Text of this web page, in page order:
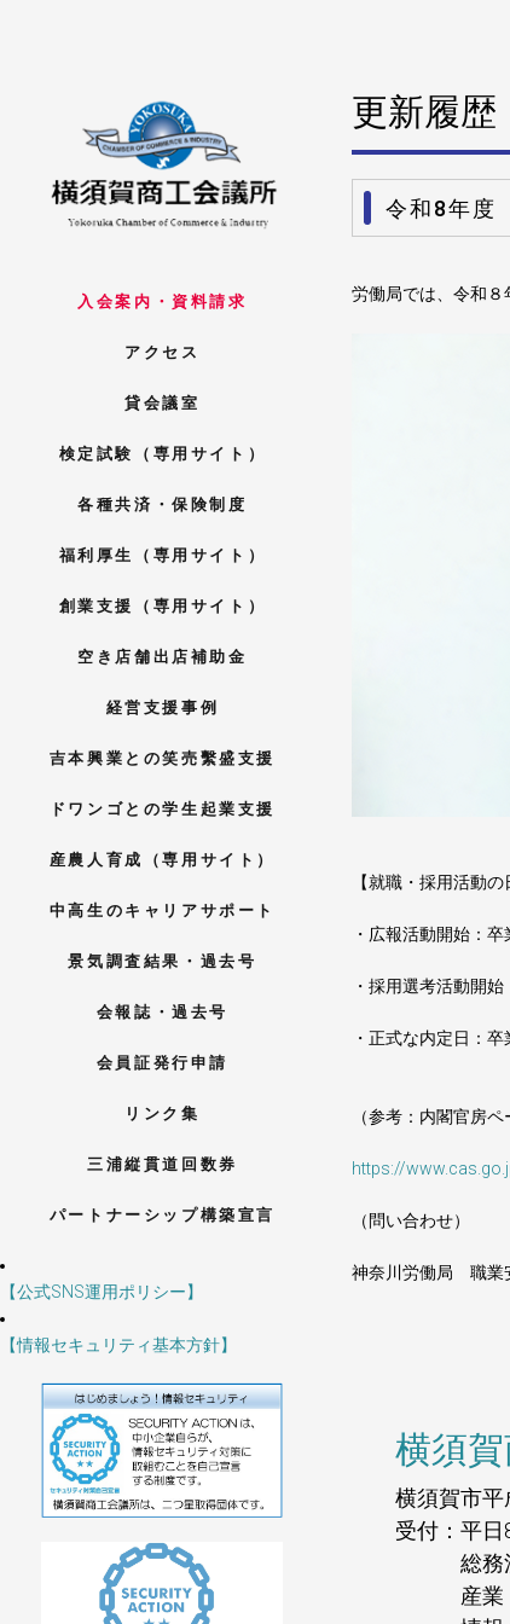
入会案内・資料請求
アクセス
貸会議室
検定試験（専用サイト）
各種共済・保険制度
福利厚生（専用サイト）
創業支援（専用サイト）
空き店舗出店補助金
経営支援事例
吉本興業との笑売繫盛支援
ドワンゴとの学生起業支援
産農人育成（専用サイト）
中高生のキャリアサポート
景気調査結果・過去号
会報誌・過去号
会員証発行申請
リンク集
三浦縦貫道回数券
パートナーシップ構築宣言
【公式SNS運用ポリシー】
【情報セキュリティ基本方針】
更新履歴
令和8年度
労働局では、令和
【就職・採用活動の
・広報活動開始：
・採用選考活動開
・正式な内定日：
（参考：内閣官房ペ
https://
（問い合わせ）
神奈川労働局 職業
横須
横須賀市平
受付：平
総務渉
産業・